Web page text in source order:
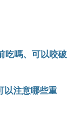
吃嗎、可以咬破
以注意哪些重